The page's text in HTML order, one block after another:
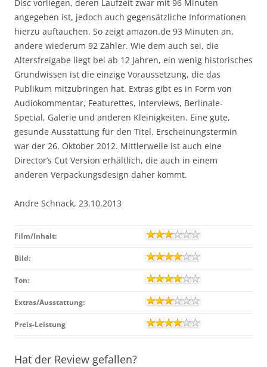
Disc vorliegen, deren Laufzeit zwar mit 96 Minuten
angegeben ist, jedoch auch gegensätzliche Informationen
hierzu auftauchen. So zeigt amazon.de 93 Minuten an,
andere wiederum 92 Zähler. Wie dem auch sei, die
Altersfreigabe liegt bei ab 12 Jahren, ein wenig historisches
Grundwissen ist die einzige Voraussetzung, die das
Publikum mitzubringen hat. Extras gibt es in Form von
Audiokommentar, Featurettes, Interviews, Berlinale-
Special, Galerie und anderen Kleinigkeiten. Eine gute,
gesunde Ausstattung für den Titel. Erscheinungstermin
war der 26. Oktober 2012. Mittlerweile ist auch eine
Director’s Cut Version erhältlich, die auch in einem
anderen Verpackungsdesign daher kommt.
Andre Schnack, 23.10.2013
Film/Inhalt:
Bild:
Ton:
Extras/Ausstattung:
Preis-Leistung
Hat der Review gefallen?